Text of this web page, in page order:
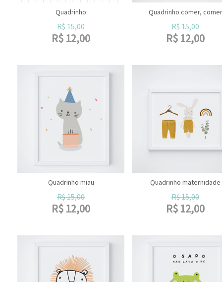
Quadrinho
R$15,00
R$ 12,00
Quadrinho comer, comer
R$15,00
R$ 12,00
Quadrinho miau
R$15,00
R$ 12,00
Quadrinho maternidade
R$15,00
R$ 12,00